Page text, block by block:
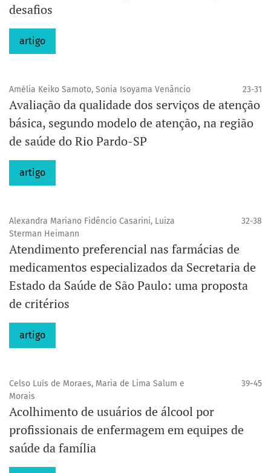
desafios
artigo
Amélia Keiko Samoto, Sonia Isoyama Venâncio 23-31
Avaliação da qualidade dos serviços de atenção
básica, segundo modelo de atenção, na região
de saúde do Rio Pardo-SP
artigo
Alexandra Mariano Fidêncio Casarini, Luiza
Sterman Heimann
32-38
Atendimento preferencial nas farmácias de
medicamentos especializados da Secretaria de
Estado da Saúde de São Paulo: uma proposta
de critérios
artigo
Celso Luís de Moraes, Maria de Lima Salum e
Morais
39-45
Acolhimento de usuários de álcool por
profissionais de enfermagem em equipes de
saúde da família